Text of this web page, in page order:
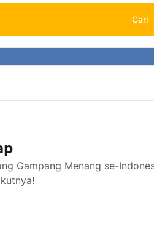
Cari
Gampang Menang se-